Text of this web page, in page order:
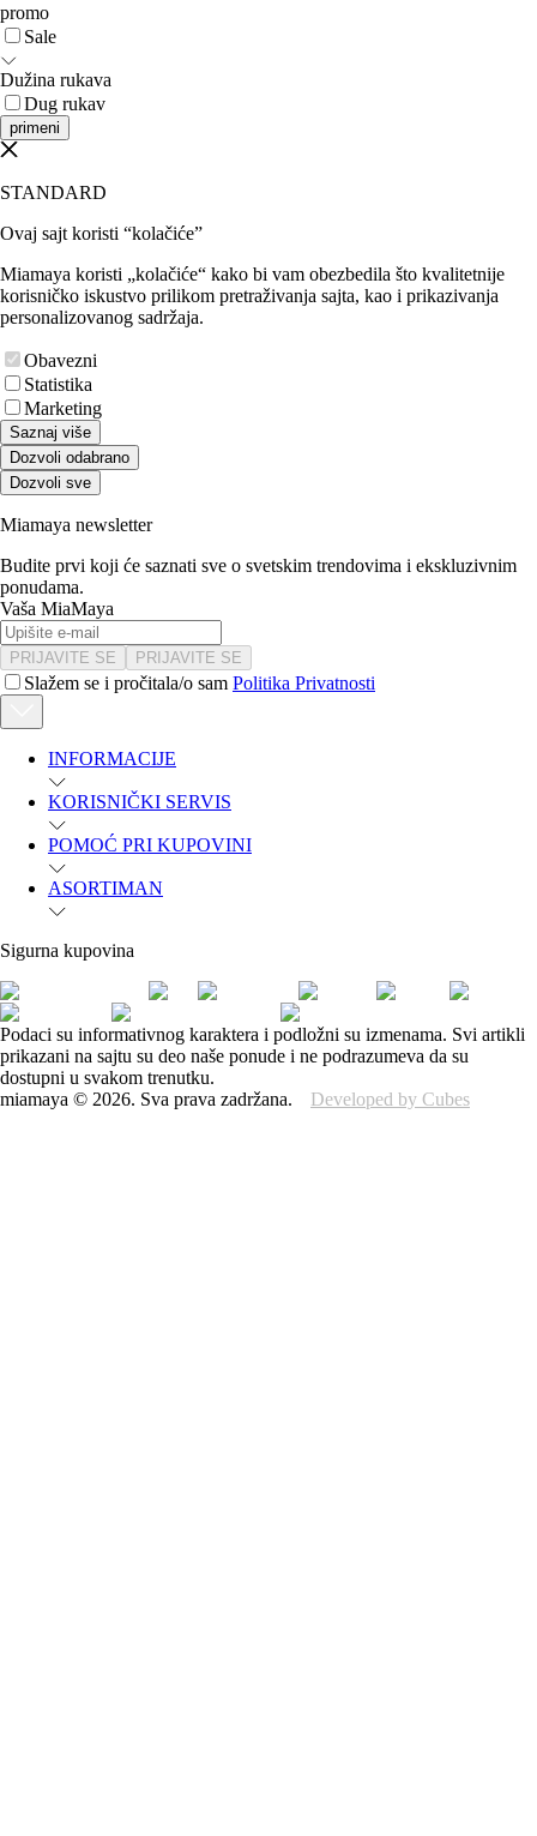
promo
Sale
Dužina rukava
Dug rukav
primeni
STANDARD
Ovaj sajt koristi “kolačiće”
Miamaya koristi „kolačiće“ kako bi vam obezbedila što kvalitetnije
korisničko iskustvo prilikom pretraživanja sajta, kao i prikazivanja
personalizovanog sadržaja.
Obavezni
Statistika
Marketing
Saznaj više
Dozvoli odabrano
Dozvoli sve
Miamaya newsletter
Budite prvi koji će saznati sve o svetskim trendovima i ekskluzivnim
ponudama.
Vaša MiaMaya
PRIJAVITE SE PRIJAVITE SE
Slažem se i pročitala/o sam Politika Privatnosti
INFORMACIJE
KORISNIČKI SERVIS
POMOĆ PRI KUPOVINI
ASORTIMAN
Sigurna kupovina
Podaci su informativnog karaktera i podložni su izmenama. Svi artikli
prikazani na sajtu su deo naše ponude i ne podrazumeva da su
dostupni u svakom trenutku.
miamaya © 2026. Sva prava zadržana. Developed by Cubes